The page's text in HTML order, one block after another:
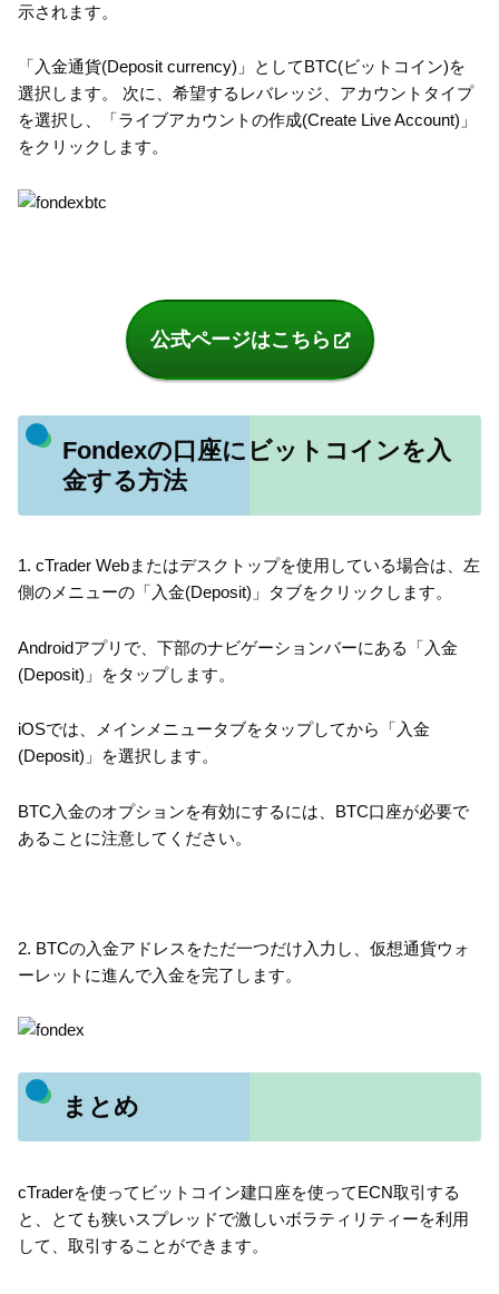
示されます。
「入金通貨(Deposit currency)」としてBTC(ビットコイン)を
選択します。 次に、希望するレバレッジ、アカウントタイプ
を選択し、「ライブアカウントの作成(Create Live Account)」
をクリックします。
公式ページはこちら
Fondexの口座にビットコインを入
金する方法
1. cTrader Webまたはデスクトップを使用している場合は、左
側のメニューの「入金(Deposit)」タブをクリックします。
Androidアプリで、下部のナビゲーションバーにある「入金
(Deposit)」をタップします。
iOSでは、メインメニュータブをタップしてから「入金
(Deposit)」を選択します。
BTC入金のオプションを有効にするには、BTC口座が必要で
あることに注意してください。
2. BTCの入金アドレスをただ一つだけ入力し、仮想通貨ウォ
ーレットに進んで入金を完了します。
まとめ
cTraderを使ってビットコイン建口座を使ってECN取引する
と、とても狭いスプレッドで激しいボラティリティーを利用
して、取引することができます。